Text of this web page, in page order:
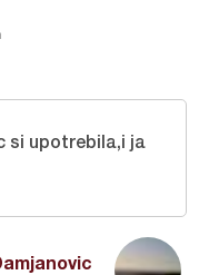
si upotrebila,i ja